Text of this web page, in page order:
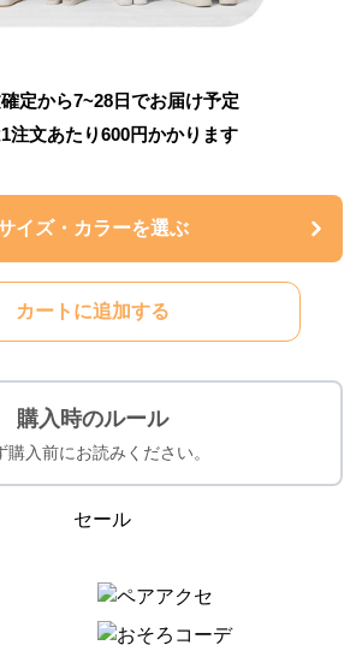
定から7~28日でお届け予定
注文あたり600円かかります
イズ・カラーを選ぶ
カートに追加する
購入時のルール
購入前にお読みください。